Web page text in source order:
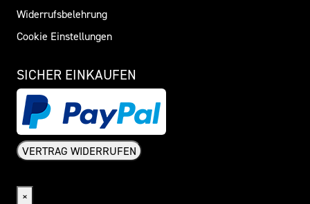
Widerrufsbelehrung
Cookie Einstellungen
SICHER EINKAUFEN
VERTRAG WIDERRUFEN
×